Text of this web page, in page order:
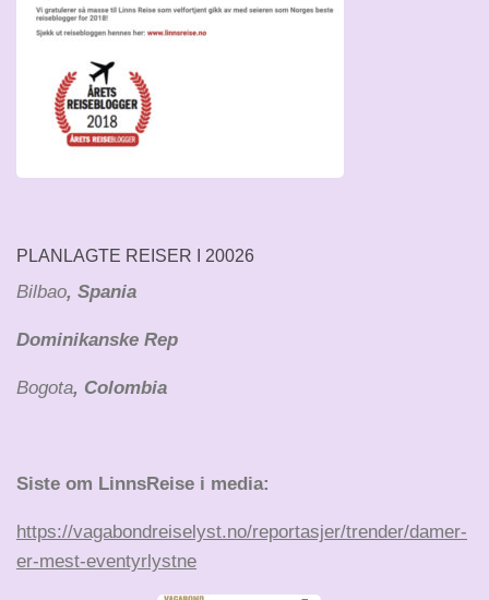
PLANLAGTE REISER I 20026
Bilbao, Spania
Dominikanske Rep
Bogota, Colombia
Siste om LinnsReise i media:
https://vagabondreiselyst.no/reportasjer/trender/damer-
er-mest-eventyrlystne